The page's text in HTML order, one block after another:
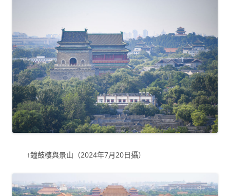
↑鐘鼓樓與景山（2024年7月20日攝）